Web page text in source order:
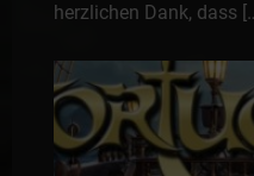
herzlichen Dank, dass